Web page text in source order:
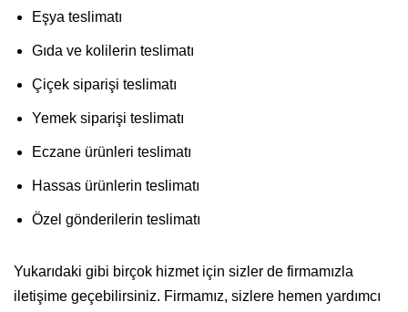
Eşya teslimatı
Gıda ve kolilerin teslimatı
Çiçek siparişi teslimatı
Yemek siparişi teslimatı
Eczane ürünleri teslimatı
Hassas ürünlerin teslimatı
Özel gönderilerin teslimatı
Yukarıdaki gibi birçok hizmet için sizler de firmamızla
iletişime geçebilirsiniz. Firmamız, sizlere hemen yardımcı